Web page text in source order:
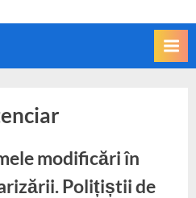
modificări în
Polițiștii de